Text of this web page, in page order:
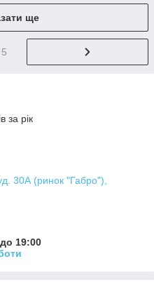
ще
за рік
30А (ринок "Габро"),
19:00